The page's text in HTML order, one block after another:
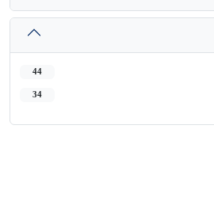
44
34